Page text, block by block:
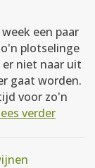
een paar
plotselinge
er niet naar uit
gaat worden.
voor zo'n
verder